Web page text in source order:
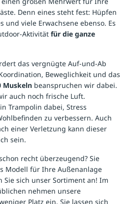
Denn eines steht fest: Hüpfen
und viele Erwachsene ebenso. Es
Aktivität für die ganze
das vergnügte Auf-und-Ab
Beweglichkeit und das
Muskeln beanspruchen wir dabei.
auch noch frische Luft.
Trampolin dabei, Stress
zu verbessern. Auch
einer Verletzung kann dieser
sein.
recht überzeugend? Sie
Modell für Ihre Außenanlage
Sie sich unser Sortiment an! Im
nehmen unsere
Platz ein. Sie lassen sich